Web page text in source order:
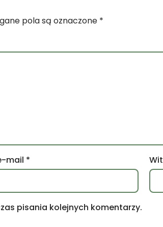
pola są oznaczone *
mail *
pisania kolejnych komentarzy.